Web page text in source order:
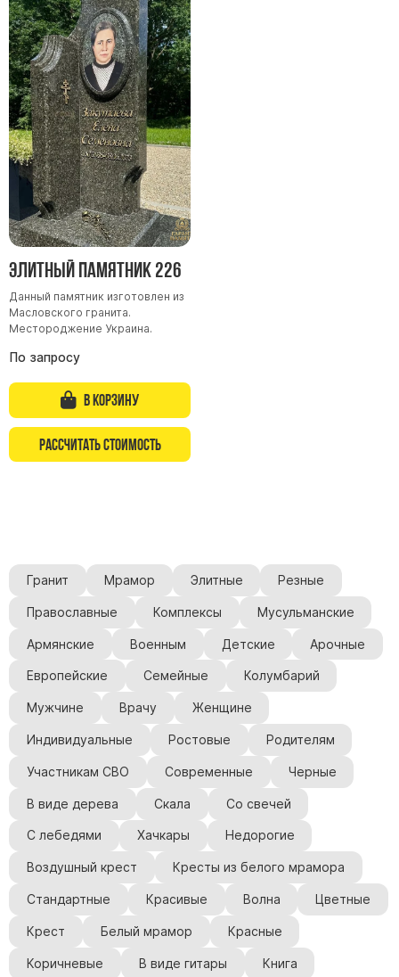
Памятники из гранита Токовский
Памятники из гранита Капустинский
Арочные памятники
Памятники Крест
Памятники военным
Часовни из белого мрамора и гранита
Скульптуры, барельефы и бюсты из бронзы
Колумбарий
Недорогие памятники
Памятники с фотокерамикой
Памятники животным
Памятники младенцу
Памятники женщине
Памятники маме
Памятники жене
Памятники девушке
Памятники мужу
Памятники отцу
Памятники парню
Памятники сыну
Памятники вертикальные
Памятники врачу
Памятники горизонтальные
Памятники индивидуальные
Памятники классические
Памятники книга
Памятники красивые
Памятники Православные
Памятники прямоугольные
Памятники с воздушным креcтом
Элитный памятник 226
Данный памятник изготовлен из
Масловского гранита.
Местороджение Украина.
По запросу
В корзину
Рассчитать стоимость
Гранит Мрамор Элитные Резные
Православные Комплексы Мусульманские
Армянские Военным Детские Арочные
Европейские Семейные Колумбарий
Мужчине Врачу Женщине
Индивидуальные Ростовые Родителям
Участникам СВО Современные Черные
В виде дерева Скала Со свечей
С лебедями Хачкары Недорогие
Воздушный крест Кресты из белого мрамора
Стандартные Красивые Волна Цветные
Крест Белый мрамор Красные
Коричневые В виде гитары Книга